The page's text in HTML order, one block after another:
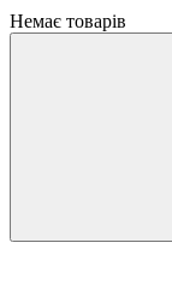
Немає товарів